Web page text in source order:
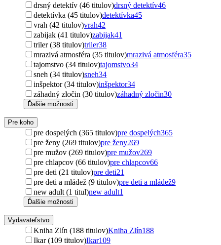
drsný detektív (46 titulov)drsný detektív46
detektívka (45 titulov)detektívka45
vrah (42 titulov)vrah42
zabijak (41 titulov)zabijak41
triler (38 titulov)triler38
mrazivá atmosféra (35 titulov)mrazivá atmosféra35
tajomstvo (34 titulov)tajomstvo34
sneh (34 titulov)sneh34
inšpektor (34 titulov)inšpektor34
záhadný zločin (30 titulov)záhadný zločin30
Ďalšie možnosti
Pre koho
pre dospelých (365 titulov)pre dospelých365
pre ženy (269 titulov)pre ženy269
pre mužov (269 titulov)pre mužov269
pre chlapcov (66 titulov)pre chlapcov66
pre deti (21 titulov)pre deti21
pre deti a mládež (9 titulov)pre deti a mládež9
new adult (1 titul)new adult1
Ďalšie možnosti
Vydavateľstvo
Kniha Zlín (188 titulov)Kniha Zlín188
Ikar (109 titulov)Ikar109